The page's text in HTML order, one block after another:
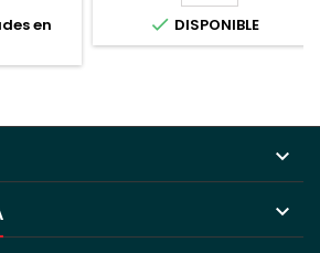
en
 DISPONIBLE

